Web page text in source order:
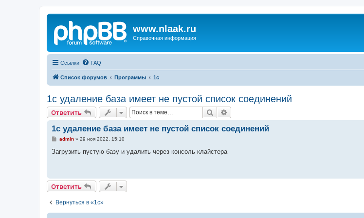
www.nlaak.ru
Справочная информация
Ссылки FAQ
Список форумов Программы 1c
1c удаление база имеет не пустой список соединений
Ответить Поиск
1c удаление база имеет не пустой список соединений
С
о
и
е
admin» 29 ноя 2022, 15:10
Загрузить пустую базу и удалить через консоль клайстера
Ответить
Вернуться в «1c»